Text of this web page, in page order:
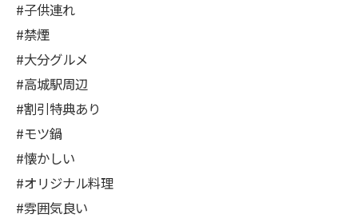
#子供連れ
#禁煙
#大分グルメ
#高城駅周辺
#割引特典あり
#モツ鍋
#懐かしい
#オリジナル料理
#雰囲気良い